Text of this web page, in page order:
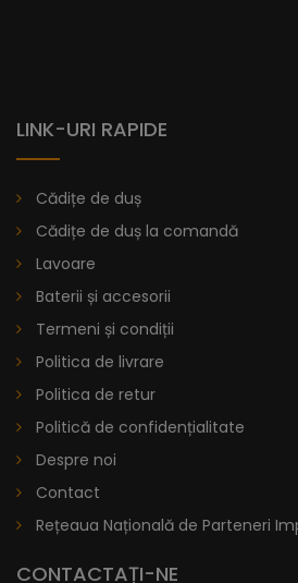
Lavoar Cu Bordură
De la914,11 lei
LINK-URI RAPIDE
Cădițe de duș
Cădițe de duș la comandă
Lavoare
Baterii și accesorii
Termeni și condiții
Politica de livrare
Politica de retur
Politică de confidențialitate
Despre noi
Contact
Rețeaua Națională de Parteneri
CONTACTAȚI-NE